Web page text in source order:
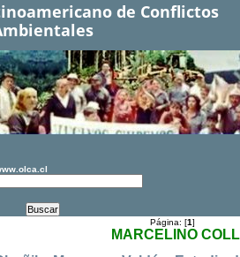
de Conflictos
Página: [1]
MARCELINO